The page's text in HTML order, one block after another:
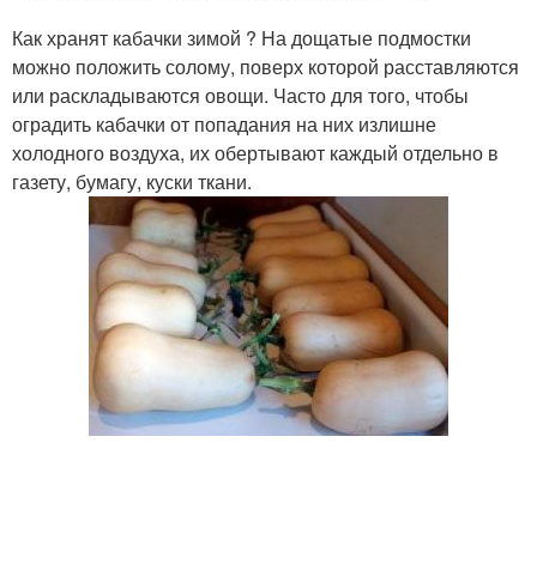
Как хранят кабачки зимой ? На дощатые подмостки
можно положить солому, поверх которой расставляются
или раскладываются овощи. Часто для того, чтобы
оградить кабачки от попадания на них излишне
холодного воздуха, их обертывают каждый отдельно в
газету, бумагу, куски ткани.